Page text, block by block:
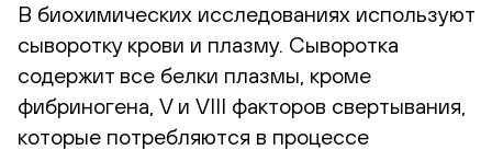
В биохимических исследованиях используют
сыворотку крови и плазму. Сыворотка
содержит все белки плазмы, кроме
фибриногена, V и VIII факторов свертывания,
которые потребляются в процессе